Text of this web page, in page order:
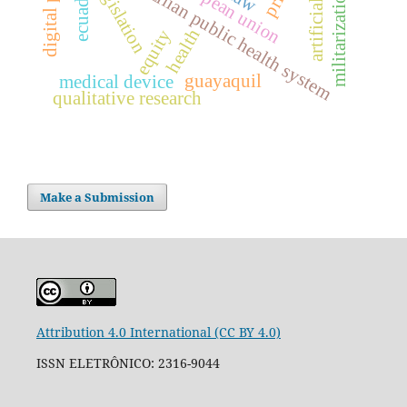
equity
brazilian public health system
medical device
legislation
guayaquil
health
qualitative research
militarization
Make a Submission
Attribution 4.0 International (CC BY 4.0)
ISSN ELETRÔNICO: 2316-9044